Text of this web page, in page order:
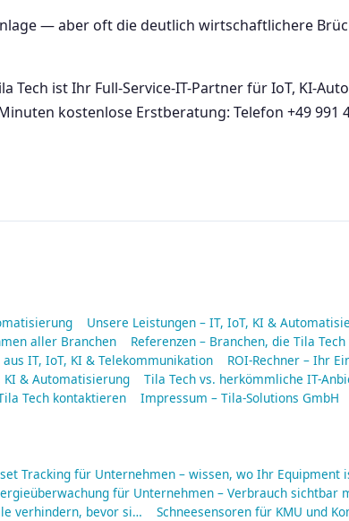
— aber oft die deutlich wirtschaftlichere
Tech ist Ihr Full-Service-IT-Partner für IoT, KI-
kostenlose Erstberatung: Telefon +49 991
Unsere Leistungen – IT, IoT, KI &
aller Branchen
Referenzen – Branchen, die Tila
IT, IoT, KI & Telekommunikation
ROI-Rechner – Ihr
KI & Automatisierung Tila Tech vs. herkömmliche IT-
Tech kontaktieren Impressum – Tila-Solutions GmbH
Tracking für Unternehmen – wissen, wo Ihr Equipment
für Unternehmen – Verbrauch sichtbar
verhindern, bevor si…
Schneesensoren für KMU und